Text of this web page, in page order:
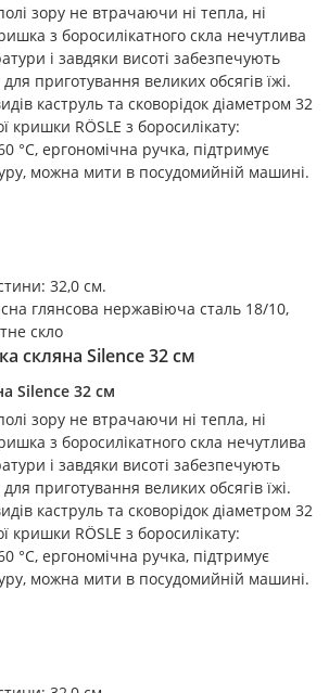
зору не втрачаючи ні тепла, ні
з боросилікатного скла нечутлива
і завдяки висоті забезпечують
приготування великих обсягів їжі.
каструль та сковорідок діаметром 32
кришки RÖSLE з боросилікату:
°С, ергономічна ручка, підтримує
можна мити в посудомийній машині.
32,0 см.
глянсова нержавіюча сталь 18/10,
скло
скляна Silence 32 см
Silence 32 см
зору не втрачаючи ні тепла, ні
з боросилікатного скла нечутлива
і завдяки висоті забезпечують
приготування великих обсягів їжі.
каструль та сковорідок діаметром 32
кришки RÖSLE з боросилікату:
°С, ергономічна ручка, підтримує
можна мити в посудомийній машині.